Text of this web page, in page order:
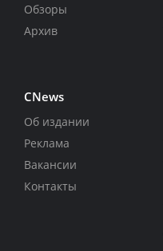
Обзоры
Архив
CNews
Об издании
Реклама
Вакансии
Контакты